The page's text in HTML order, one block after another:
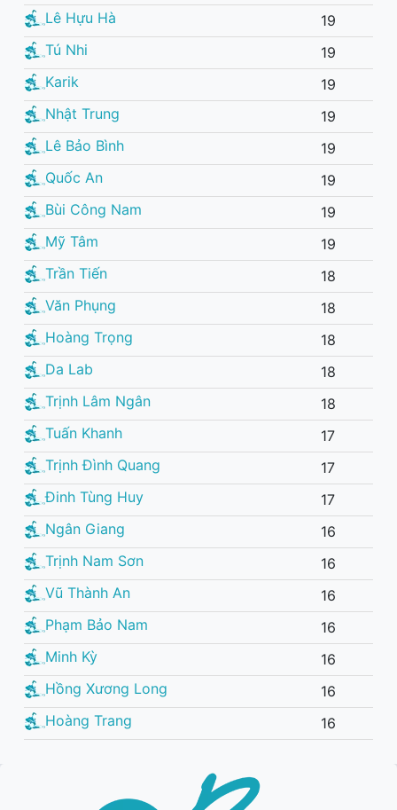
Lê Hựu Hà
19
Tú Nhi
19
Karik
19
Nhật Trung
19
Lê Bảo Bình
19
Quốc An
19
Bùi Công Nam
19
Mỹ Tâm
19
Trần Tiến
18
Văn Phụng
18
Hoàng Trọng
18
Da Lab
18
Trịnh Lâm Ngân
18
Tuấn Khanh
17
Trịnh Đình Quang
17
Đinh Tùng Huy
17
Ngân Giang
16
Trịnh Nam Sơn
16
Vũ Thành An
16
Phạm Bảo Nam
16
Minh Kỳ
16
Hồng Xương Long
16
Hoàng Trang
16